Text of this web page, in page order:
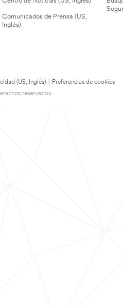
Comunicados de Prensa (US,
Inglés)
(US, Inglés)
Preferencias de cookies
reservados..